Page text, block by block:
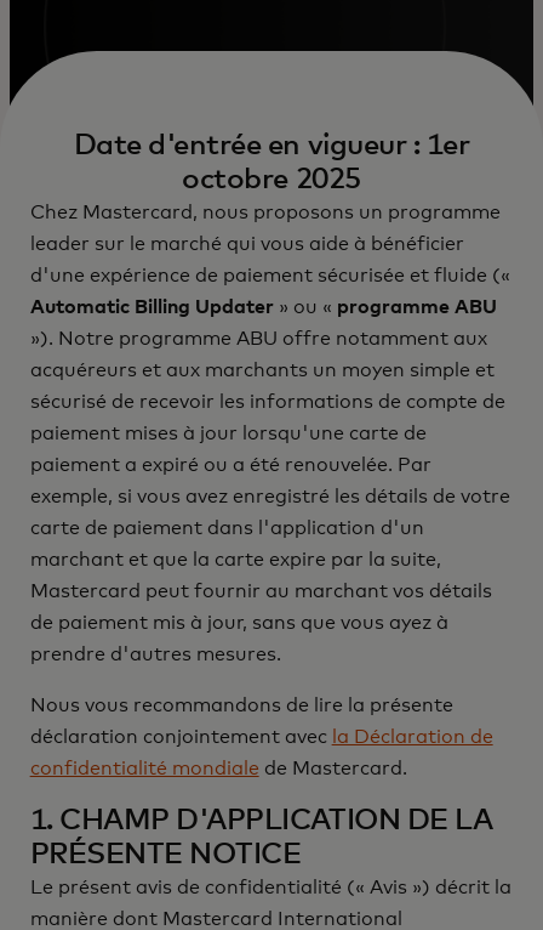
facturation
Date d'entrée en vigueur : 1er
octobre 2025
Chez Mastercard, nous proposons un programme
leader sur le marché qui vous aide à bénéficier
d'une expérience de paiement sécurisée et fluide («
Automatic Billing Updater» ou « programme ABU
»). Notre programme ABU offre notamment aux
acquéreurs et aux marchants un moyen simple et
sécurisé de recevoir les informations de compte de
paiement mises à jour lorsqu'une carte de
paiement a expiré ou a été renouvelée. Par
exemple, si vous avez enregistré les détails de votre
carte de paiement dans l'application d'un
marchant et que la carte expire par la suite,
Mastercard peut fournir au marchant vos détails
de paiement mis à jour, sans que vous ayez à
prendre d'autres mesures.
Nous vous recommandons de lire la présente
déclaration conjointement avec la Déclaration de
confidentialité mondiale de Mastercard.
1. CHAMP D'APPLICATION DE LA
PRÉSENTE NOTICE
Le présent avis de confidentialité (« Avis ») décrit la
manière dont Mastercard International